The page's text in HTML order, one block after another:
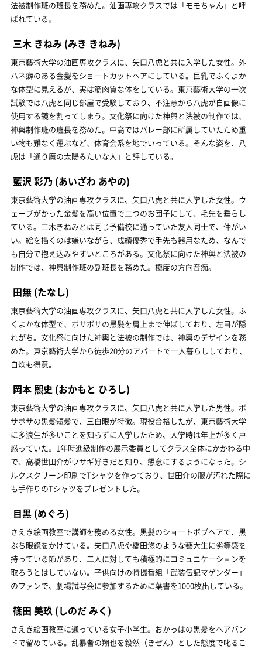
法被制作班の班長を務めた。油画専攻クラスでは「モモちゃん」と呼
ばれている。
三木 きねみ (みき きねみ)
東京藝術大学の油画専攻クラスに、矢口八虎と共に入学した女性。外
ハネ癖のある金髪をショートカットヘアにしている。巨乳でふくよか
な体型に見えるが、実は筋肉質な体をしている。東京藝術大学の一次
試験では八虎と同じ部屋で受験しており、不注意から八虎が自画像に
使用する鏡を割ってしまう。文化祭に向けた神輿と法被の制作では、
神輿制作班の班長を務めた。中高ではバレー部に所属していたため重
い物も難なく運ぶなど、体育会系を地でいっている。そんな姿を、八
虎は「通り魔の太陽みたいな人」と評している。
藍沢 彩乃 (あいざわ あやの)
東京藝術大学の油画専攻クラスに、矢口八虎と共に入学した女性。ウ
ェーブがかった金髪を高い位置で二つのお団子にして、毛先を垂らし
ている。三木きねみとは同じ予備校に通っていた友人同士で、仲がい
い。絵を描くのは嫌いながら、成績優秀で手先も器用なため、なんで
も自分で抱え込みやすいところがある。文化祭に向けた神輿と法被の
制作では、神輿制作班の副班長を務めた。極度の方向音痴。
田無 (たなし)
東京藝術大学の油画専攻クラスに、矢口八虎と共に入学した女性。ふ
くよかな体型で、ボサボサの黒髪を肩上まで伸ばしており、左目が隠
れがち。文化祭に向けた神輿と法被の制作では、神輿のデザインを務
めた。東京藝術大学から徒歩20分のアパートで一人暮らししており、
自炊も得意。
岡本 熙史 (おかもと ひろし)
東京藝術大学の油画専攻クラスに、矢口八虎と共に入学した男性。ボ
サボサの黒髪短髪で、三白眼が特徴。現役合格したが、東京藝術大学
に多浪生が多いことを知らずに入学したため、入学時は年上が多く戸
惑っていた。1年時進級制作の展示委員としてクラス全体にかかわる中
で、高橋世田介がウサギ好きだと知り、懇意にするようになった。シ
ルクスクリーン印刷でTシャツを作っており、世田介の服が汚れた際に
も手作りのTシャツをプレゼントした。
目黒 (めぐろ)
さえき絵画教室で講師を務める女性。黒髪のショートボブヘアで、黒
ぶち眼鏡をかけている。矢口八虎や橋田悠のような藝大生に劣等感を
持っている節があり、二人に対しても積極的にコミュニケーションを
取ろうとはしていない。子供向けの特撮番組「武装伝記マゲンダー」
のファンで、劇場試写会に参加するために葉書を1000枚出している。
篠田 美玖 (しのだ みく)
さえき絵画教室に通っている女子小学生。おかっぱの黒髪をヘアバン
ドで留めている。乱暴者の翔也を毅然（きぜん）とした態度で叱るこ